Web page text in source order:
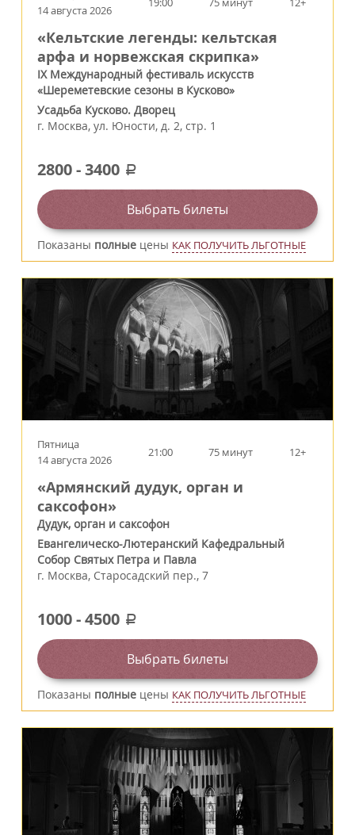
14 августа 2026
«Кельтские легенды: кельтская
арфа и норвежская скрипка»
IX Международный фестиваль искусств
«Шереметевские сезоны в Кусково»
Усадьба Кусково. Дворец
г. Москва, ул. Юности, д. 2, стр. 1
2800-3400 a
Выбрать билеты
Показаны полные цены КАК ПОЛУЧИТЬ ЛЬГОТНЫЕ
Пятница
14 августа 2026
21:00 75 минут 12+
«Армянский дудук, орган и
саксофон»
Дудук, орган и саксофон
Евангелическо-Лютеранский Кафедральный
Собор Святых Петра и Павла
г. Москва, Старосадский пер., 7
1000-4500 a
Выбрать билеты
Показаны полные цены КАК ПОЛУЧИТЬ ЛЬГОТНЫЕ